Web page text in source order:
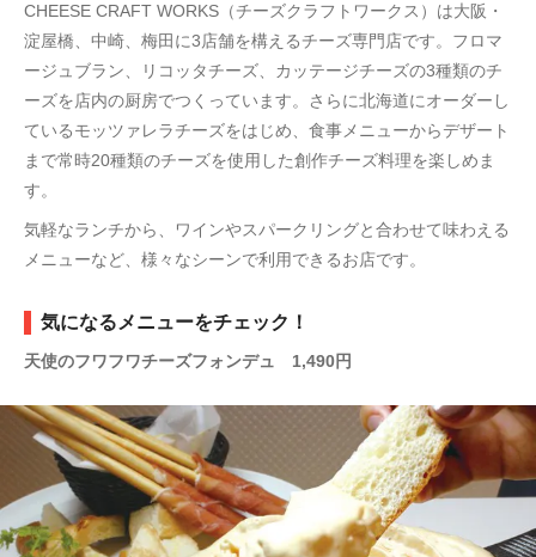
CHEESE CRAFT WORKS（チーズクラフトワークス）は大阪・
淀屋橋、中崎、梅田に3店舗を構えるチーズ専門店です。フロマ
ージュブラン、リコッタチーズ、カッテージチーズの3種類のチ
ーズを店内の厨房でつくっています。さらに北海道にオーダーし
ているモッツァレラチーズをはじめ、食事メニューからデザート
まで常時20種類のチーズを使用した創作チーズ料理を楽しめま
す。
気軽なランチから、ワインやスパークリングと合わせて味わえる
メニューなど、様々なシーンで利用できるお店です。
気になるメニューをチェック！
天使のフワフワチーズフォンデュ 1,490円